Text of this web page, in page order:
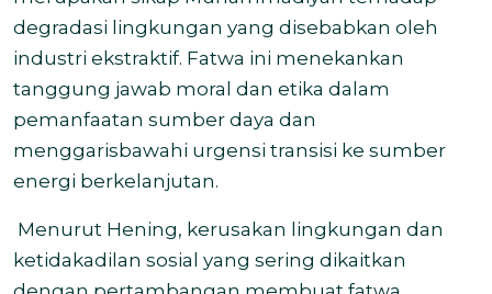
degradasi lingkungan yang disebabkan oleh
industri ekstraktif. Fatwa ini menekankan
tanggung jawab moral dan etika dalam
pemanfaatan sumber daya dan
menggarisbawahi urgensi transisi ke sumber
energi berkelanjutan.
Menurut Hening, kerusakan lingkungan dan
ketidakadilan sosial yang sering dikaitkan